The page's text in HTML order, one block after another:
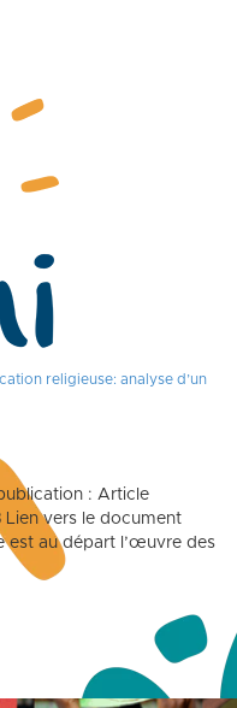
religieuse: analyse d’un
: Article
vers le document
au départ l’œuvre des